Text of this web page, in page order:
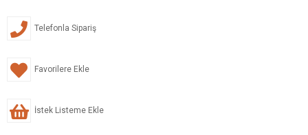
Telefonla Sipariş
Favorilere Ekle
İstek Listeme Ekle